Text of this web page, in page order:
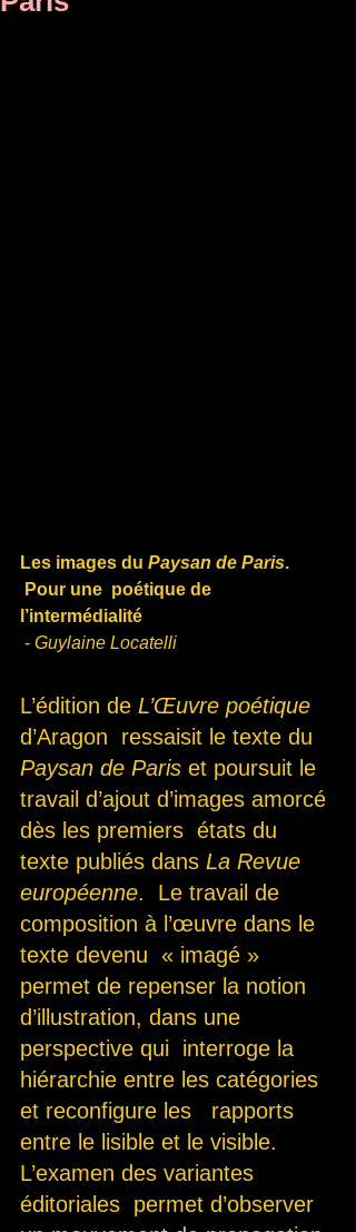
Les images du Paysan de Paris.
l’intermédialité
- Guylaine Locatelli
L’édition de L’Œuvre poétique
d’Aragon  ressaisit le texte du
Paysan de Paris et poursuit le
travail d’ajout d’images amorcé
dès les premiers  états du
texte publiés dans La Revue
européenne.  Le travail de
composition à l’œuvre dans le
texte devenu  « imagé »
permet de repenser la notion
d’illustration, dans une
perspective qui  interroge la
hiérarchie entre les catégories
et reconfigure les   rapports
entre le lisible et le visible.
L’examen des variantes
éditoriales  permet d’observer